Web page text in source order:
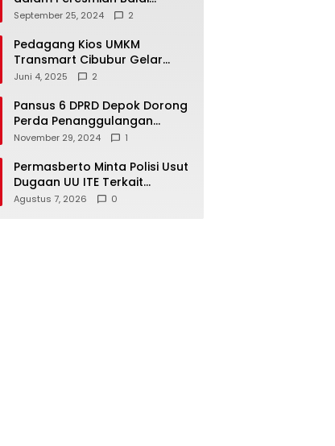
Warga di Sukamaju : Wadah
Aspirasi Masyarakat
September 25, 2024 2
Pedagang Kios UMKM
Transmart Cibubur Gelar
Family Gathering di Cisarua,
Kekompakan
Juni 4, 2025 2
Pansus 6 DPRD Depok Dorong
Perda Penanggulangan
Kebakaran untuk
November 29, 2024 1
Permasberto Minta Polisi Usut
Dugaan UU ITE Terkait
Polemik Wali Murid SDN Yudha
Agustus 7, 2026 0